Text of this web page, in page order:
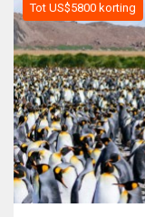
Tot US$5800 korting